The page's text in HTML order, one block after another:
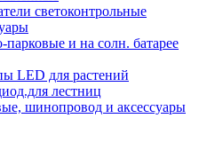
светоконтрольные
и на солн. батарее
LED для растений
лестниц
шинопровод и аксессуары